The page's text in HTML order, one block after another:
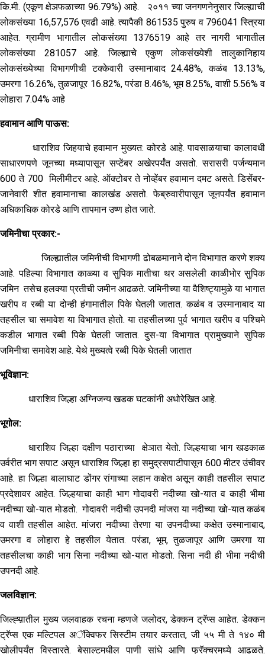
कि.मी. (एकूण क्षेञफळाच्या 96.79%) आहे. २०११ च्या जनगणनेनुसार जिल्ह्याची
लोकसंख्या 16,57,576 एवढी आहे. त्यापैकी 861535 पुरुष व 796041 स्त्रिया
आहेत. ग्रामीण भागातील लोकसंख्या 1376519 आहे तर नागरी भागातील
लोकसंख्या 281057 आहे. जिल्ह्याचे एकुण लोकसंख्येशी तालुकानिहाय
लोकसंख्येच्या विभागणीची टक्केवारी उस्मानाबाद 24.48%, कळंब 13.13%,
उमरगा 16.26%, तुळजापूर 16.82%, परंडा 8.46%, भूम 8.25%, वाशी 5.56% व
लोहारा 7.04% आहे
हवामान आणि पाऊस:
धाराशिव जिहयाचे हवामान मुख्यत: कोरडे आहे. पावसाळयाचा कालावधी
साधारणपणे जूनच्या मध्यापासून सप्टेंबर अखेरपर्यंत असतो. सरासरी पर्जन्यमान
600 ते 700 मिलीमीटर आहे. ऑक्टोबर ते नोव्हेंबर हवामान दमट असते. डिसेंबर-
जानेवारी शीत हवामानाचा कालखंड असतो. फेब्रुवारीपासून जूनपर्यंत हवामान
अधिकाधिक कोरडे आणि तापमान उष्ण होत जाते.
जमिनीचा प्रकार:-
जिल्ह्यातील जमिनीची विभागणी ढोबळमानाने दोन विभागात करणे शक्य
आहे. पहिल्या विभागात काळ्या व सुपिक मातीचा थर असलेली काळीभोर सुपिक
जमिन तसेच हलक्या प्रतीची जमीन आढळते. जमिनीच्या या वैशिष्ट्यामुळे या भागात
खरीप व रब्बी या दोन्ही हंगामातील पिके घेतली जातात. कळंब व उस्मानाबाद या
तहसील चा समावेश या विभागात होतो. या तहसीलच्या पुर्व भागात खरीप व पश्चिमे
कडील भागात रब्बी पिके घेतली जातात. दुस-या विभागात प्रामुख्याने सुपिक
जमिनीचा समावेश आहे. येथे मुख्यत्वे रब्बी पिके घेतली जातात
भूविज्ञान:
धाराशिव जिल्हा अग्निजन्य खडक घटकांनी अधोरेखित आहे.
भूगोल:
धाराशिव जिल्हा दक्षीण पठाराच्या क्षेञात येतो. जिल्हयाचा भाग खडकाळ
उर्वरीत भाग सपाट असून धाराशिव जिल्हा हा समुद्रसपाटीपासून 600 मीटर उंचीवर
आहे. हा जिल्हा बालाघाट डोंगर रांगाच्या लहान कक्षेत असून काही तहसील सपाट
प्रदेशावर आहेत. जिल्हयाचा काही भाग गोदावरी नदीच्या खो-यात व काही भीमा
नदीच्या खो-यात मोडतो. गोदावरी नदीची उपनदी मांजरा या नदीच्या खो-यात कळंब
व वाशी तहसील आहेत. मांजरा नदीच्या तेरणा या उपनदीच्या कक्षेत उस्मानाबाद,
उमरगा व लोहारा हे तहसील येतात. परंडा, भूम, तुळजापूर आणि उमरगा या
तहसीलचा काही भाग सिना नदीच्या खो-यात मोडतो. सिना नदी ही भीमा नदीची
उपनदी आहे.
जलविज्ञान:
जिल्ह्य़ातील मुख्य जलवाहक रचना म्हणजे जलोदर, डेक्कन ट्रॅप्स आहेत. डेक्कन
ट्रॅप्स एक मल्टिपल अॅक्विफर सिस्टीम तयार करतात, जी ५५ मी ते १४० मी
खोलीपर्यंत विस्तारते. बेसाल्टमधील पाणी सांधे आणि फ्रॅक्चरमध्ये आढळते.